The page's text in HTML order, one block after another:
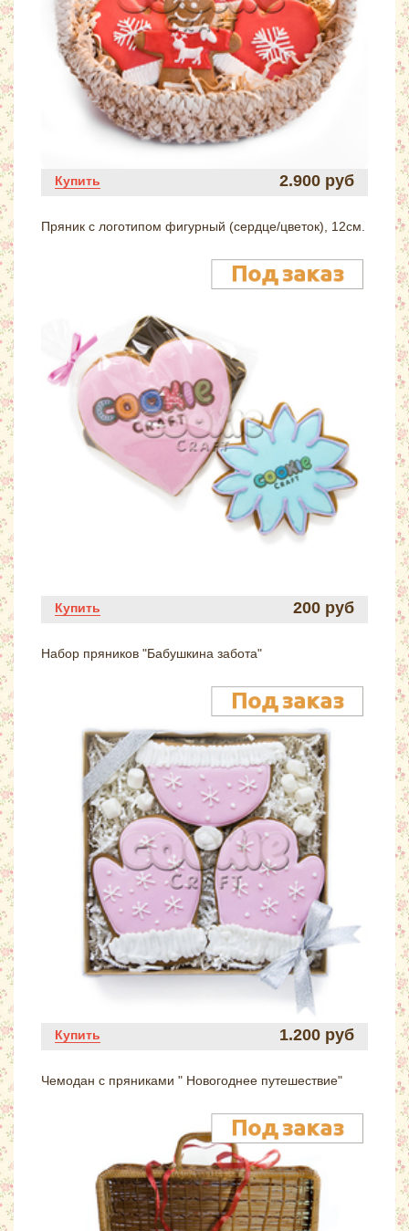
Купить 2.900 руб
Пряник с логотипом фигурный (сердце/цветок), 12см.
Купить 200 руб
Набор пряников "Бабушкина забота"
Купить 1.200 руб
Чемодан с пряниками " Новогоднее путешествие"